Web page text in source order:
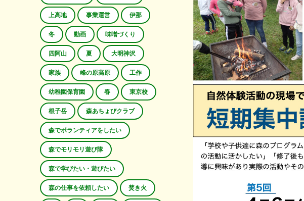
上高地 事業運営 伊那
冬 動画 味噌づくり
四阿山 夏 大明神沢
家族 峰の原高原 工作
幼稚園保育園 春 東京校
根子岳 森あちょびクラブ
森でボランティアをしたい
森でモリモリ遊び隊
森で学びたい・遊びたい
森の仕事を依頼したい 焚き火